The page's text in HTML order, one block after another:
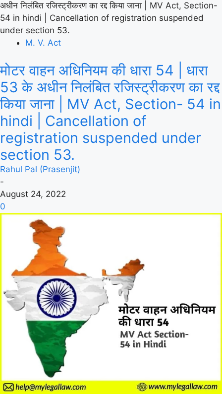
अधीन निलंबित रजिस्ट्रीकरण का रद्द किया जाना | MV Act, Section-
54 in hindi | Cancellation of registration suspended
under section 53.
M. V. Act
मोटर वाहन अधिनियम की धारा 54 | धारा
53 के अधीन निलंबित रजिस्ट्रीकरण का रद्द
किया जाना | MV Act, Section- 54 in
hindi | Cancellation of
registration suspended under
section 53.
Rahul Pal (Prasenjit)
-
August 24, 2022
0